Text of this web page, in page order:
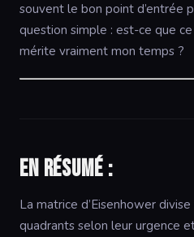
souvent le bon point d’entrée
question simple : est-ce que
mérite vraiment mon temps ?
En résumé :
La matrice d’Eisenhower
quadrants selon leur urgence